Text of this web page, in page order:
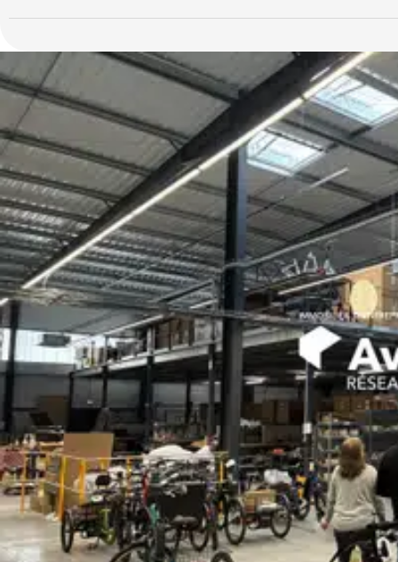
salle de réunion, WC et douche vestiaire. 15 places de
activités et mezzanine sans les bureaux.
Autoroute A54/ A7 Aéroport Marseille Provence 35 mins SNCF